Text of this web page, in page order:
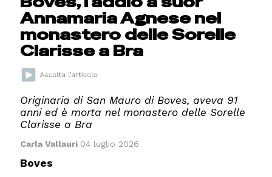
Annamaria Agnese nel
monastero delle Sorelle
Clarisse a Bra
Originaria di San Mauro di Boves, aveva 91
anni ed è morta nel monastero delle Sorelle
Clarisse a Bra
Carla Vallauri 04 luglio 2026
Boves